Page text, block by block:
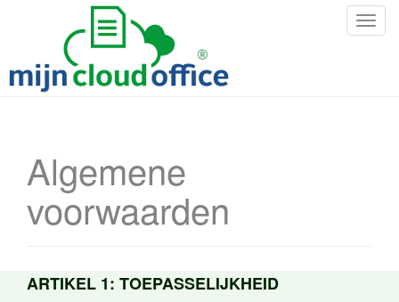
S
Algemene
voorwaarden
ARTIKEL 1: TOEPASSELIJKHEID